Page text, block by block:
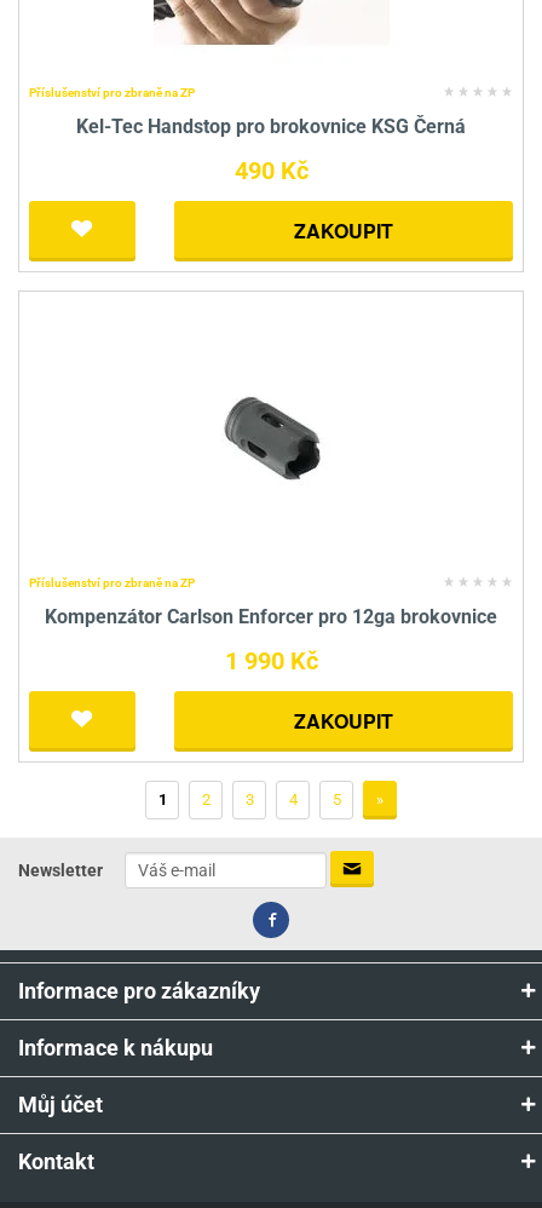
Příslušenství pro zbraně na ZP
Kel-Tec Handstop pro brokovnice KSG Černá
490 Kč
ZAKOUPIT
Příslušenství pro zbraně na ZP
Kompenzátor Carlson Enforcer pro 12ga brokovnice
1 990 Kč
ZAKOUPIT
1 2 3 4 5 »
Newsletter
Informace pro zákazníky
Informace k nákupu
Můj účet
Kontakt